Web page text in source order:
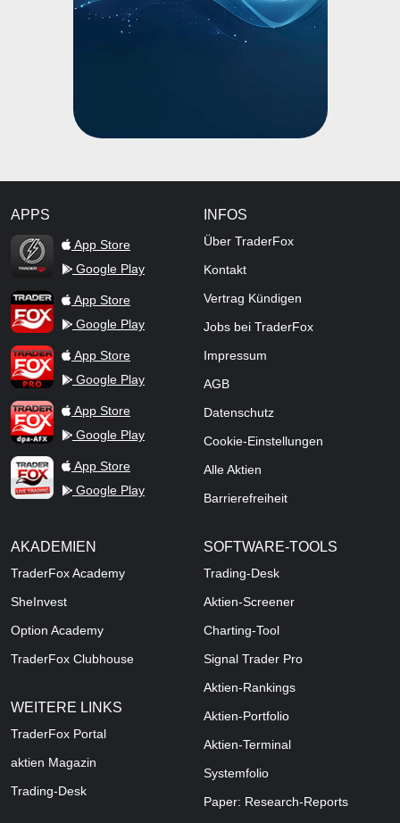
APPS
TraderFox Flash
App Store
Google Play
TraderFox AppApp Store
Google Play
TraderFox ProApp Store
Google Play
TraderFox dpa-AFX ProFeed
App Store
Google Play
TraderFox Live Trading
App Store
Google Play
INFOS
Über TraderFox
Kontakt
Vertrag Kündigen
Jobs bei TraderFox
Impressum
AGB
Datenschutz
Cookie-Einstellungen
Alle Aktien
Barrierefreiheit
AKADEMIEN
TraderFox Academy
SheInvest
Option Academy
TraderFox Clubhouse
WEITERE LINKS
TraderFox Portal
aktien Magazin
Trading-Desk
SOFTWARE-TOOLS
Trading-Desk
Aktien-Screener
Charting-Tool
Signal Trader Pro
Aktien-Rankings
Aktien-Portfolio
Aktien-Terminal
Systemfolio
Paper: Research-Reports